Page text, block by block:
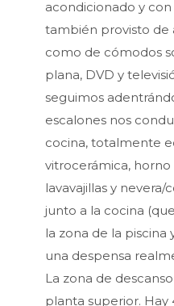
acondicionado y
también provisto de
como de cómodos
plana, DVD y
seguimos
escalones nos
cocina, totalmente
vitrocerámica,
lavavajillas y
junto a la cocina
la zona de la piscina
una despensa
La zona de
planta superior.